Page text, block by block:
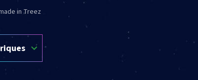
in Treez